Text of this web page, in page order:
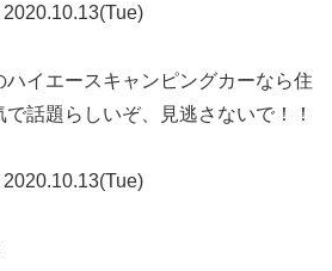
2020.10.13(Tue)
イエースキャンピングカーなら住
話題らしいぞ、見逃さないで！！
2020.10.13(Tue)